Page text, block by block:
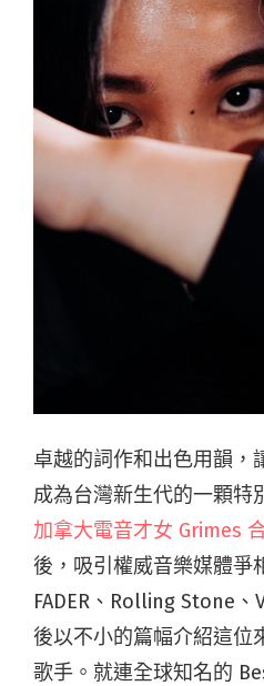
卓越的詞作和出色用韻
成為台灣新生代的一顆特
加拿大電音才女 Grimes
後，吸引權威音樂媒體爭
FADER、Rolling Stone、
後以不小的篇幅介紹這位
歌手。 就連全球知名的